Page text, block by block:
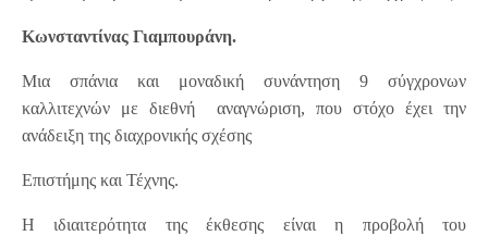
Κωνσταντίνας Γιαμπουράνη.
Μια σπάνια και μοναδική συνάντηση 9 σύγχρονων
καλλιτεχνών με διεθνή αναγνώριση, που στόχο έχει την
ανάδειξη της διαχρονικής σχέσης
Επιστήμης και Τέχνης.
H ιδιαιτερότητα της έκθεσης είναι η προβολή του